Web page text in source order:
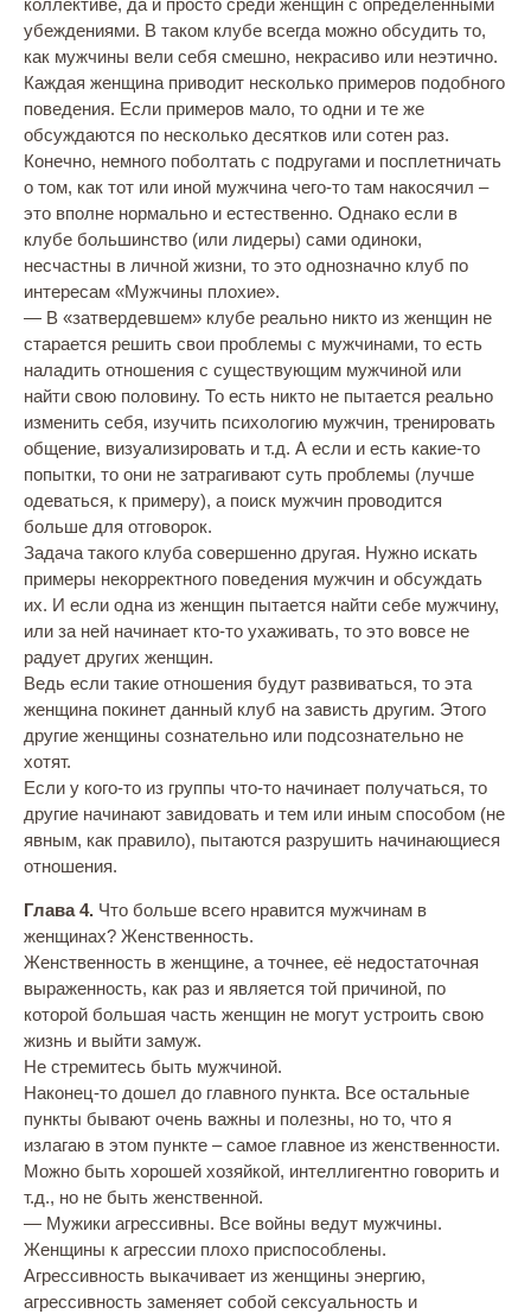
коллективе, да и просто среди женщин с определенными
убеждениями. В таком клубе всегда можно обсудить то,
как мужчины вели себя смешно, некрасиво или неэтично.
Каждая женщина приводит несколько примеров подобного
поведения. Если примеров мало, то одни и те же
обсуждаются по несколько десятков или сотен раз.
Конечно, немного поболтать с подругами и посплетничать
о том, как тот или иной мужчина чего-то там накосячил –
это вполне нормально и естественно. Однако если в
клубе большинство (или лидеры) сами одиноки,
несчастны в личной жизни, то это однозначно клуб по
интересам «Мужчины плохие».
— В «затвердевшем» клубе реально никто из женщин не
старается решить свои проблемы с мужчинами, то есть
наладить отношения с существующим мужчиной или
найти свою половину. То есть никто не пытается реально
изменить себя, изучить психологию мужчин, тренировать
общение, визуализировать и т.д. А если и есть какие-то
попытки, то они не затрагивают суть проблемы (лучше
одеваться, к примеру), а поиск мужчин проводится
больше для отговорок.
Задача такого клуба совершенно другая. Нужно искать
примеры некорректного поведения мужчин и обсуждать
их. И если одна из женщин пытается найти себе мужчину,
или за ней начинает кто-то ухаживать, то это вовсе не
радует других женщин.
Ведь если такие отношения будут развиваться, то эта
женщина покинет данный клуб на зависть другим. Этого
другие женщины сознательно или подсознательно не
хотят.
Если у кого-то из группы что-то начинает получаться, то
другие начинают завидовать и тем или иным способом (не
явным, как правило), пытаются разрушить начинающиеся
отношения.
Глава 4. Что больше всего нравится мужчинам в
женщинах? Женственность.
Женственность в женщине, а точнее, её недостаточная
выраженность, как раз и является той причиной, по
которой большая часть женщин не могут устроить свою
жизнь и выйти замуж.
Не стремитесь быть мужчиной.
Наконец-то дошел до главного пункта. Все остальные
пункты бывают очень важны и полезны, но то, что я
излагаю в этом пункте – самое главное из женственности.
Можно быть хорошей хозяйкой, интеллигентно говорить и
т.д., но не быть женственной.
— Мужики агрессивны. Все войны ведут мужчины.
Женщины к агрессии плохо приспособлены.
Агрессивность выкачивает из женщины энергию,
агрессивность заменяет собой сексуальность и